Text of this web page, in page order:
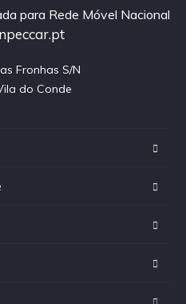
para Rede Móvel Nacional
Fronhas S/N
do Conde